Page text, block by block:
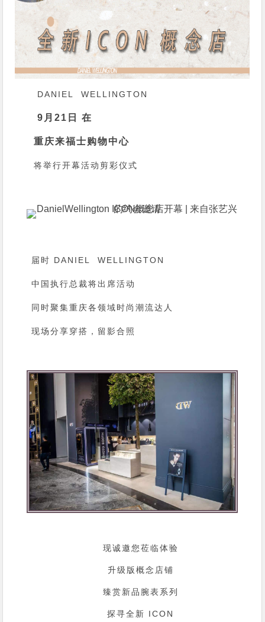
DANIEL WELLINGTON
9月21日 在
重庆来福士购物中心
将举行开幕活动剪彩仪式
届时 DANIEL WELLINGTON
中国执行总裁将出席活动
同时聚集重庆各领域时尚潮流达人
现场分享穿搭，留影合照
现诚邀您莅临体验
升级版概念店铺
臻赏新品腕表系列
探寻全新 ICON